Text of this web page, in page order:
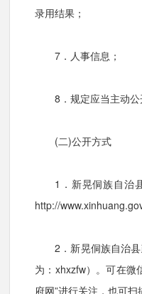
录用结果；
7．人事信息；
8．规定应当主动公
(二)公开方式
1．新晃侗族自治
http://
2．新晃侗族自治
为：xhxzfw）。可在微
府网”进行关注，也可扫